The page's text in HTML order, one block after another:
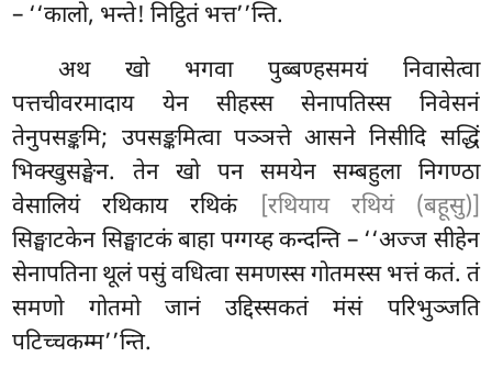
– ‘‘कालो, भन्ते! निट्ठितं भत्त’’न्ति.
अथ खो भगवा पुब्बण्हसमयं निवासेत्वा
पत्तचीवरमादाय येन सीहस्स सेनापतिस्स निवेसनं
तेनुपसङ्कमि; उपसङ्कमित्वा पञ्ञत्ते आसने निसीदि सद्धिं
भिक्खुसङ्घेन. तेन खो पन समयेन सम्बहुला निगण्ठा
वेसालियं रथिकाय रथिकं
[रथियाय रथियं (बहूसु)]
सिङ्घाटकेन सिङ्घाटकं बाहा पग्गय्ह कन्दन्ति – ‘‘अज्ज सीहेन
सेनापतिना थूलं पसुं वधित्वा समणस्स गोतमस्स भत्तं कतं. तं
समणो गोतमो जानं उद्दिस्सकतं मंसं परिभुञ्जति
पटिच्चकम्म’’न्ति.